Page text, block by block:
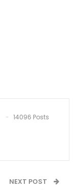
14096 Posts
NEXT POST